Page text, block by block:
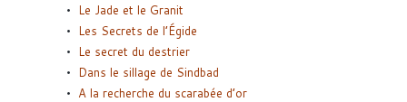
Le Jade et le Granit
Les Secrets de l’Égide
Le secret du destrier
Dans le sillage de Sindbad
A la recherche du scarabée d’or